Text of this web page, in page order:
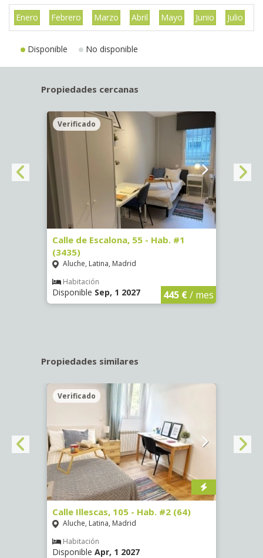
Enero Febrero Marzo Abril Mayo Junio Julio
Disponible No disponible
Propiedades cercanas
Verificado
Calle de Escalona, 55 - Hab. #1
(3435)
Aluche, Latina, Madrid
Habitación
Disponible Sep, 1 2027 445 €/ mes
Propiedades similares
Verificado
Calle Illescas, 105 - Hab. #2 (64)
Aluche, Latina, Madrid
Habitación
Disponible Apr, 1 2027